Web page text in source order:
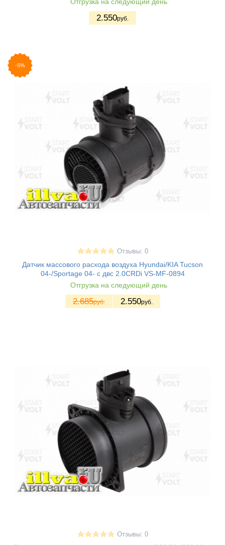
Отгрузка на следующий день
2.550руб.
-5%
Отзывы: 0
Датчик массового расхода воздуха Hyundai/KIA Tucson
04-/Sportage 04- с двс 2.0CRDi VS-MF-0894
Отгрузка на следующий день
2.685руб. 2.550руб.
Отзывы: 0